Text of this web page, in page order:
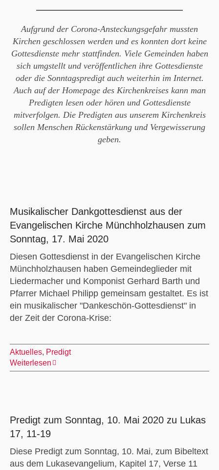
Aufgrund der Corona-Ansteckungsgefahr mussten
Kirchen geschlossen werden und es konnten dort keine
Gottesdienste mehr stattfinden. Viele Gemeinden haben
sich umgstellt und veröffentlichen ihre Gottesdienste
oder die Sonntagspredigt auch weiterhin im Internet.
Auch auf der Homepage des Kirchenkreises kann man
Predigten lesen oder hören und Gottesdienste
mitverfolgen. Die Predigten aus unserem Kirchenkreis
sollen Menschen Rückenstärkung und Vergewisserung
geben.
Musikalischer Dankgottesdienst aus der
Evangelischen Kirche Münchholzhausen zum
Sonntag, 17. Mai 2020
Diesen Gottesdienst in der Evangelischen Kirche
Münchholzhausen haben Gemeindeglieder mit
Liedermacher und Komponist Gerhard Barth und
Pfarrer Michael Philipp gemeinsam gestaltet. Es ist
ein musikalischer "Dankeschön-Gottesdienst" in
der Zeit der Corona-Krise:
Aktuelles, Predigt
Weiterlesen
Predigt zum Sonntag, 10. Mai 2020 zu Lukas
17, 11-19
Diese Predigt zum Sonntag, 10. Mai, zum Bibeltext
aus dem Lukasevangelium, Kapitel 17, Verse 11